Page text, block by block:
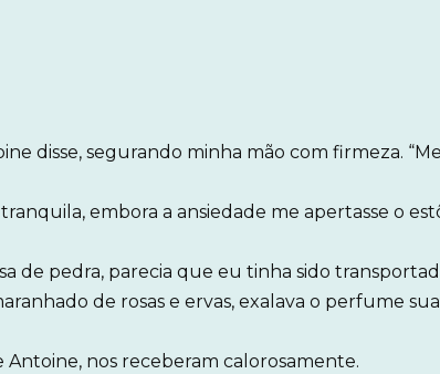
disse, segurando minha mão com firmeza.
embora a ansiedade me apertasse o
de pedra, parecia que eu tinha sido
de rosas e ervas, exalava o perfume
Antoine, nos receberam calorosamente.